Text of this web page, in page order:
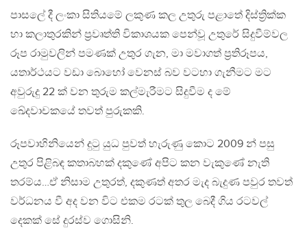
පාසලේ දී ලංකා සිතියමේ ලකුණ කල උතුරු පළාතේ දිස්ත්‍රික්ක
හා කලාතුරකින් ප්‍රවෘත්ති විකාශයක පෙන්වූ උතුරේ සිදුවීම්වල
රූප රාමුවලින් පමණක් උතුර ගැන, මා මවාගත් ප්‍රතිරූපය,
යතාර්ථයට වඩා බොහෝ වෙනස් බව වටහා ගැනීමට මට
අවුරුදු 22 ක් වන තුරුම කල්මැරීමට සිදුවීම ද මේ
ඛේදවාචකයේ තවත් පුරුකකි.
රූපවාහිනියෙන් දුටු යුධ පුවත් හැරුණු කොට 2009 න් පසු
උතුර පිළිබඳ කතාබහක් දකුණේ අපිට කන වැකුණේ නැති
තරම්ය…ඒ නිසාම උතුරත්, දකුණත් අතර මැද බැදුණ පවුර තවත්
වර්ධනය වී අද වන විට එකම රටක් තුල බෙදී ගිය රටවල්
දෙකක් සේ දුරස්ව ගොසිනි.